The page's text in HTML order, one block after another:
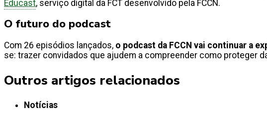
Educast, serviço digital da FCT desenvolvido pela FCCN.
O futuro do podcast
Com 26 episódios lançados, o podcast da FCCN vai continuar a
se: trazer convidados que ajudem a compreender como proteger
Outros artigos relacionados
Notícias